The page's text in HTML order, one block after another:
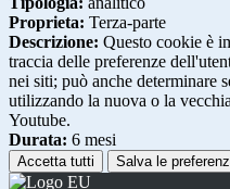
Proprieta: Terza-parte
Descrizione: Questo cookie è
traccia delle preferenze
nei siti; può anche determinare
utilizzando la nuova o la
Youtube.
Durata: 6 mesi
Accetta tutti Salva le